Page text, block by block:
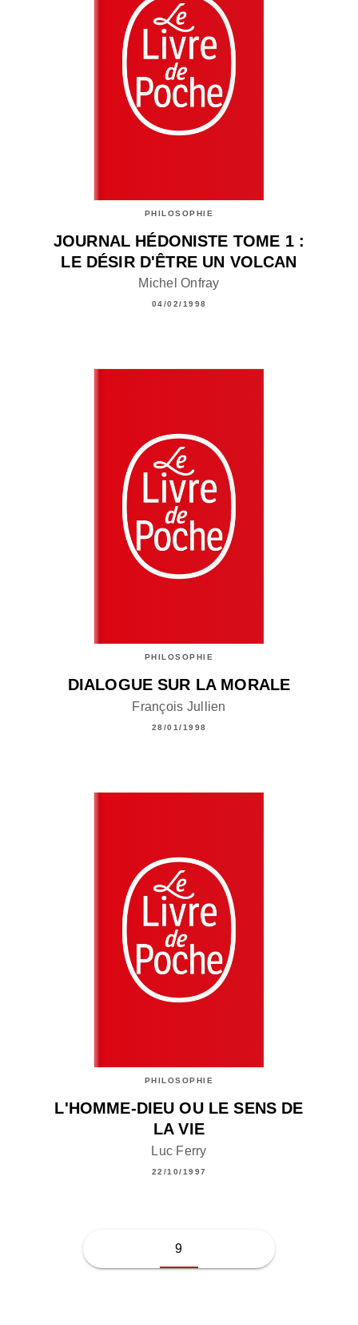
PHILOSOPHIE
JOURNAL HÉDONISTE TOME 1 :
LE DÉSIR D'ÊTRE UN VOLCAN
Michel Onfray
04/02/1998
PHILOSOPHIE
DIALOGUE SUR LA MORALE
François Jullien
28/01/1998
PHILOSOPHIE
L'HOMME-DIEU OU LE SENS DE
LA VIE
Luc Ferry
22/10/1997
9